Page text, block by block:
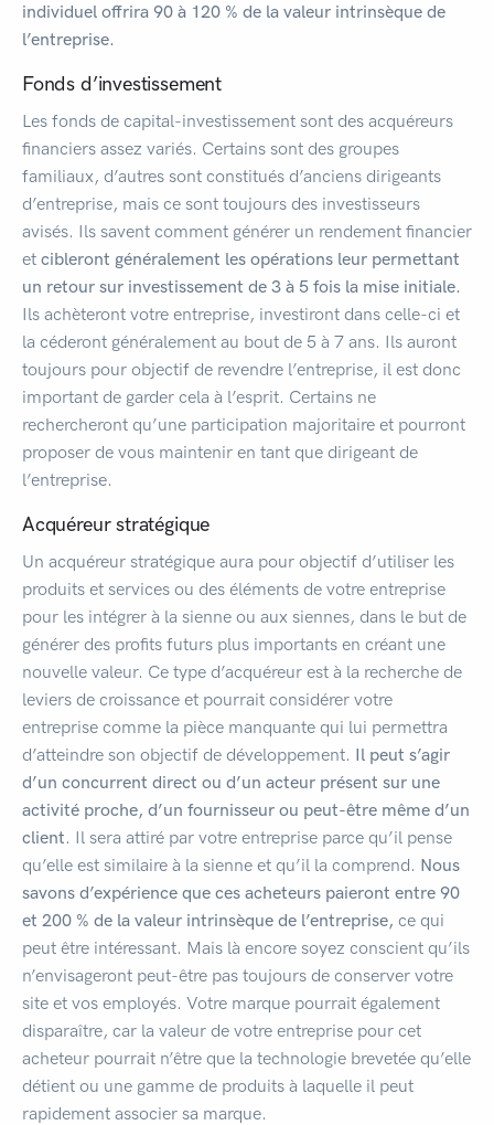
individuel offrira 90 à 120 % de la valeur intrinsèque de
l’entreprise.
Fonds d’investissement
Les fonds de capital-investissement sont des acquéreurs
financiers assez variés. Certains sont des groupes
familiaux, d’autres sont constitués d’anciens dirigeants
d’entreprise, mais ce sont toujours des investisseurs
avisés. Ils savent comment générer un rendement financier
et cibleront généralement les opérations leur permettant
un retour sur investissement de 3 à 5 fois la mise initiale.
Ils achèteront votre entreprise, investiront dans celle-ci et
la céderont généralement au bout de 5 à 7 ans. Ils auront
toujours pour objectif de revendre l’entreprise, il est donc
important de garder cela à l’esprit. Certains ne
rechercheront qu’une participation majoritaire et pourront
proposer de vous maintenir en tant que dirigeant de
l’entreprise.
Acquéreur stratégique
Un acquéreur stratégique aura pour objectif d’utiliser les
produits et services ou des éléments de votre entreprise
pour les intégrer à la sienne ou aux siennes, dans le but de
générer des profits futurs plus importants en créant une
nouvelle valeur. Ce type d’acquéreur est à la recherche de
leviers de croissance et pourrait considérer votre
entreprise comme la pièce manquante qui lui permettra
d’atteindre son objectif de développement. Il peut s’agir
d’un concurrent direct ou d’un acteur présent sur une
activité proche, d’un fournisseur ou peut-être même d’un
client. Il sera attiré par votre entreprise parce qu’il pense
qu’elle est similaire à la sienne et qu’il la comprend. Nous
savons d’expérience que ces acheteurs paieront entre 90
et 200 % de la valeur intrinsèque de l’entreprise, ce qui
peut être intéressant. Mais là encore soyez conscient qu’ils
n’envisageront peut-être pas toujours de conserver votre
site et vos employés. Votre marque pourrait également
disparaître, car la valeur de votre entreprise pour cet
acheteur pourrait n’être que la technologie brevetée qu’elle
détient ou une gamme de produits à laquelle il peut
rapidement associer sa marque.